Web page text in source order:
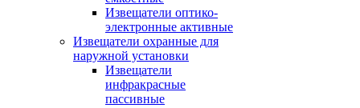
Извещатели оптико-
электронные активные
Извещатели охранные для
наружной установки
Извещатели
инфракрасные
пассивные